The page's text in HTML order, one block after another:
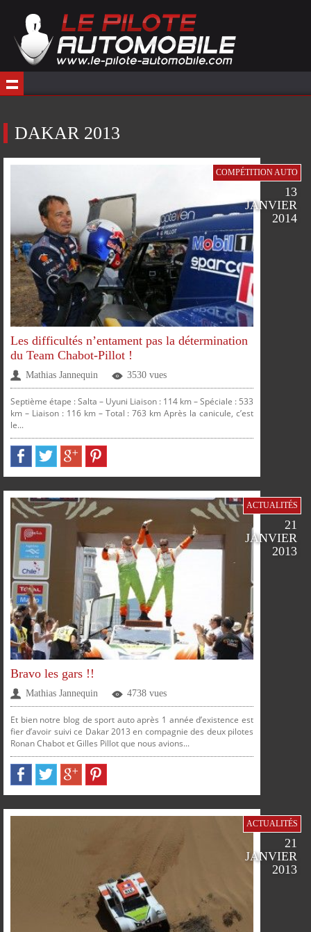
DAKAR 2013
COMPÉTITION AUTO
13
JANVIER
2014
Les difficultés n’entament pas la détermination
du Team Chabot-Pillot !
Mathias Jannequin 3530 vues
Septième étape : Salta – Uyuni Liaison : 114 km – Spéciale : 533
km – Liaison : 116 km – Total : 763 km Après la canicule, c’est
le...
PARTAGERPARTAGERPARTAGERPARTAGER
ACTUALITÉS
21
JANVIER
2013
Bravo les gars !!
Mathias Jannequin 4738 vues
Et bien notre blog de sport auto après 1 année d’existence est
fier d’avoir suivi ce Dakar 2013 en compagnie des deux pilotes
Ronan Chabot et Gilles Pillot que nous avions...
ACTUALITÉS
21
JANVIER
2013